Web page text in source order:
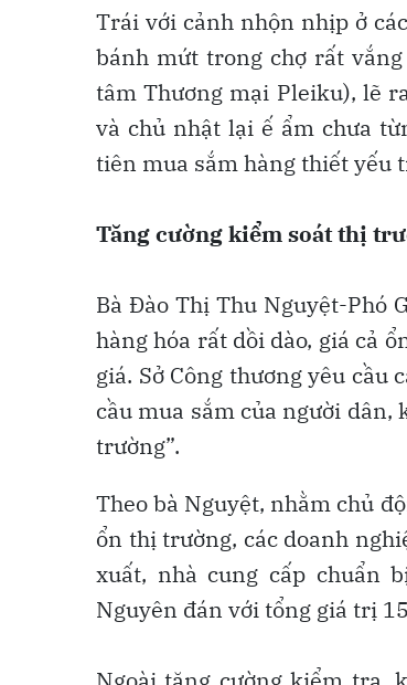
Trái với cảnh nhộn nhịp ở
bánh mứt trong chợ rất
tâm Thương mại Pleiku), lẽ
và chủ nhật lại ế ẩm chưa
tiên mua sắm hàng thiết yếu
Tăng cường kiểm soát thị
Bà Đào Thị Thu Nguyệt-Phó
hàng hóa rất dồi dào, giá cả
giá. Sở Công thương yêu
cầu mua sắm của người
trường”.
Theo bà Nguyệt, nhằm chủ
ổn thị trường, các doanh
xuất, nhà cung cấp chuẩn
Nguyên đán với tổng giá trị